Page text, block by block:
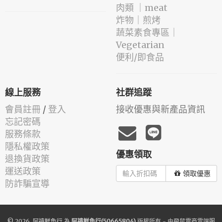
肉類 ｜meat
️炸物｜煎烤
蔬菜素食專區｜
Vegetarian
便利/即食品
線上服務
會員註冊 / 登入
忘記密碼
服務條款
隱私權政策
退換貨政策
運送政策
防詐騙宣導
社群追蹤
接收優惠與新產品資訊
優惠領取
領取優惠